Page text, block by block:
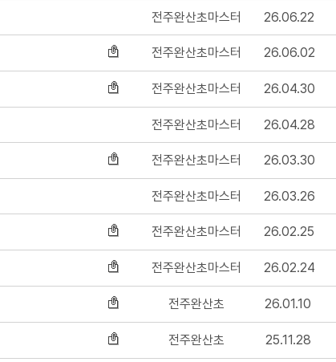
전주완산초마스터 26.06.22
전주완산초마스터 26.06.02
전주완산초마스터 26.04.30
전주완산초마스터 26.04.28
전주완산초마스터 26.03.30
전주완산초마스터 26.03.26
전주완산초마스터 26.02.25
전주완산초마스터 26.02.24
전주완산초 26.01.10
전주완산초 25.11.28